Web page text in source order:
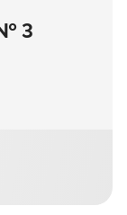
3